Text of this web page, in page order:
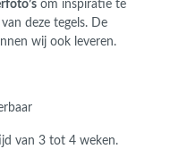
om inspiratie te
deze tegels. De
wij ook leveren.
van 3 tot 4 weken.